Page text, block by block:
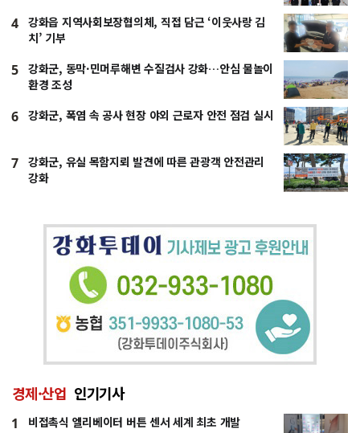
4
강화읍 지역사회보장협의체, 직접 담근 ‘이웃사랑 김
치’ 기부
5
강화군, 동막·민머루해변 수질검사 강화…안심 물놀이
환경 조성
6 강화군, 폭염 속 공사 현장 야외 근로자 안전 점검 실시
7
강화군, 유실 목함지뢰 발견에 따른 관광객 안전관리
강화
경제·산업 인기기사
1 비접촉식 엘리베이터 버튼 센서 세계 최초 개발